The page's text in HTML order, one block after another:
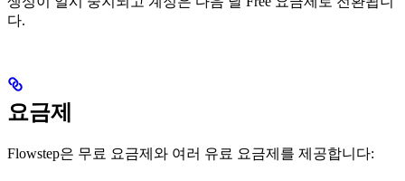
다.
요금제
Flowstep은 무료 요금제와 여러 유료 요금제를 제공합니다: